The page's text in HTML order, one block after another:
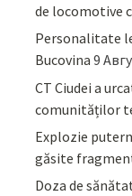
de locomotive
Personalitate
Bucovina 9
CT Ciudei a
comunităților
Explozie
găsite
Doza de